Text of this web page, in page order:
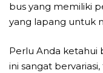
bus yang memiliki
yang lapang untuk
Perlu Anda ketahui
ini sangat